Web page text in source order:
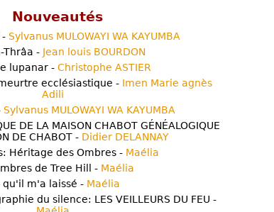
Nouveautés
- Sylvanus MULOWAYI WA KAYUMBA
Thrâa - Jean louis BOURDON
lupanar - Christophe ASTIER
ecclésiastique - Imen Marie agnès
Adili
Sylvanus MULOWAYI WA KAYUMBA
DE LA MAISON CHABOT GÉNÉALOGIQUE
DE CHABOT - Didier DELANNAY
Héritage des Ombres - Maélia
de Tree Hill - Maélia
qu'il m'a laissé - Maélia
du silence: LES VEILLEURS DU FEU -